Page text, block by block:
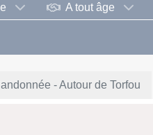
A tout âge
- Autour de Torfou